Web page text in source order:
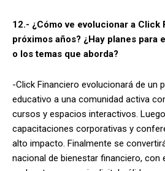
12.- ¿Cómo ve evolucionar a Click
próximos años? ¿Hay planes para
o los temas que aborda?
-Click Financiero evolucionará de un
educativo a una comunidad activa
cursos y espacios interactivos.
capacitaciones corporativas y
alto impacto. Finalmente se
nacional de bienestar financiero, con